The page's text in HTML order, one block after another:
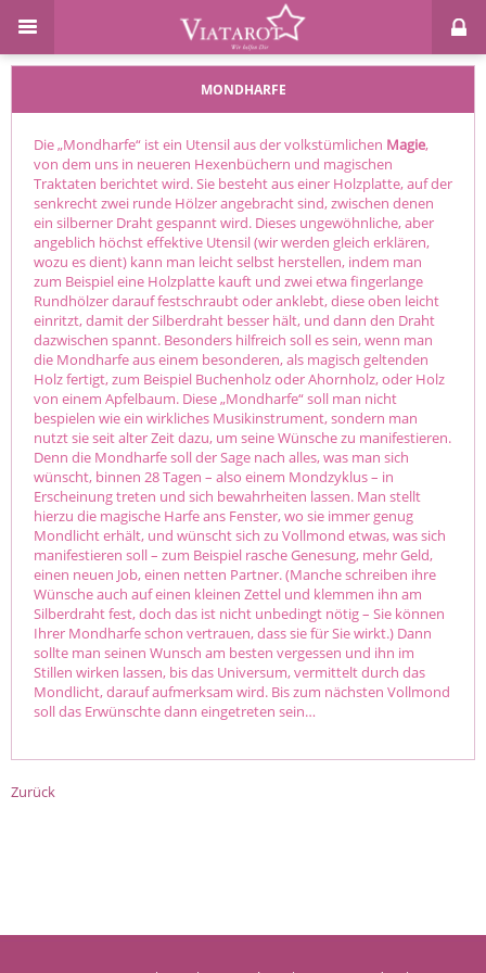
MONDHARFE
Die „Mondharfe“ ist ein Utensil aus der volkstümlichen Magie,
von dem uns in neueren Hexenbüchern und magischen
Traktaten berichtet wird. Sie besteht aus einer Holzplatte, auf der
senkrecht zwei runde Hölzer angebracht sind, zwischen denen
ein silberner Draht gespannt wird. Dieses ungewöhnliche, aber
angeblich höchst effektive Utensil (wir werden gleich erklären,
wozu es dient) kann man leicht selbst herstellen, indem man
zum Beispiel eine Holzplatte kauft und zwei etwa fingerlange
Rundhölzer darauf festschraubt oder anklebt, diese oben leicht
einritzt, damit der Silberdraht besser hält, und dann den Draht
dazwischen spannt. Besonders hilfreich soll es sein, wenn man
die Mondharfe aus einem besonderen, als magisch geltenden
Holz fertigt, zum Beispiel Buchenholz oder Ahornholz, oder Holz
von einem Apfelbaum. Diese „Mondharfe“ soll man nicht
bespielen wie ein wirkliches Musikinstrument, sondern man
nutzt sie seit alter Zeit dazu, um seine Wünsche zu manifestieren.
Denn die Mondharfe soll der Sage nach alles, was man sich
wünscht, binnen 28 Tagen – also einem Mondzyklus – in
Erscheinung treten und sich bewahrheiten lassen. Man stellt
hierzu die magische Harfe ans Fenster, wo sie immer genug
Mondlicht erhält, und wünscht sich zu Vollmond etwas, was sich
manifestieren soll – zum Beispiel rasche Genesung, mehr Geld,
einen neuen Job, einen netten Partner. (Manche schreiben ihre
Wünsche auch auf einen kleinen Zettel und klemmen ihn am
Silberdraht fest, doch das ist nicht unbedingt nötig – Sie können
Ihrer Mondharfe schon vertrauen, dass sie für Sie wirkt.) Dann
sollte man seinen Wunsch am besten vergessen und ihn im
Stillen wirken lassen, bis das Universum, vermittelt durch das
Mondlicht, darauf aufmerksam wird. Bis zum nächsten Vollmond
soll das Erwünschte dann eingetreten sein…
Zurück